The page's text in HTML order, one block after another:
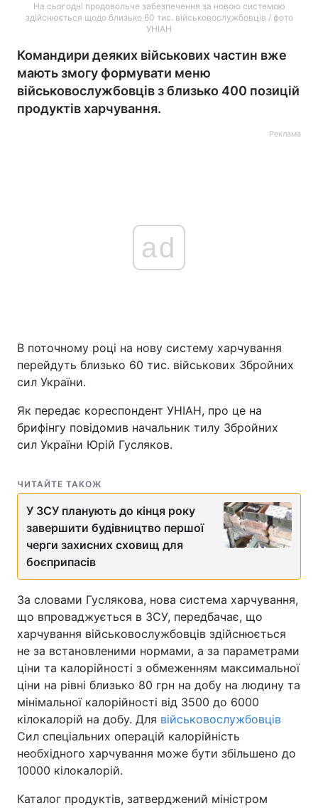
На сьогодні продовольче забезпечення за новою системою
здійснюється щодо близько 60 тис. військовослужбовців / фото
УНІАН
Командири деяких військових частин вже
мають змогу формувати меню
військовослужбовців з близько 400 позицій
продуктів харчування.
Реклама
ad
В поточному році на нову систему харчування
перейдуть близько 60 тис. військових Збройних
сил України.
Як передає кореспондент УНІАН, про це на
брифінгу повідомив начальник тилу Збройних
сил України Юрій Гусляков.
ЧИТАЙТЕ ТАКОЖ
У ЗСУ планують до кінця року
завершити будівництво першої
черги захисних сховищ для
боєприпасів
За словами Гуслякова, нова система харчування,
що впроваджується в ЗСУ, передбачає, що
харчування військовослужбовців здійснюється
не за встановленими нормами, а за параметрами
ціни та калорійності з обмеженням максимальної
ціни на рівні близько 80 грн на добу на людину та
мінімальної калорійності від 3500 до 6000
кілокалорій на добу. Для військовослужбовців
Сил спеціальних операцій калорійність
необхідного харчування може бути збільшено до
10000 кілокалорій.
Каталог продуктів, затверджений міністром